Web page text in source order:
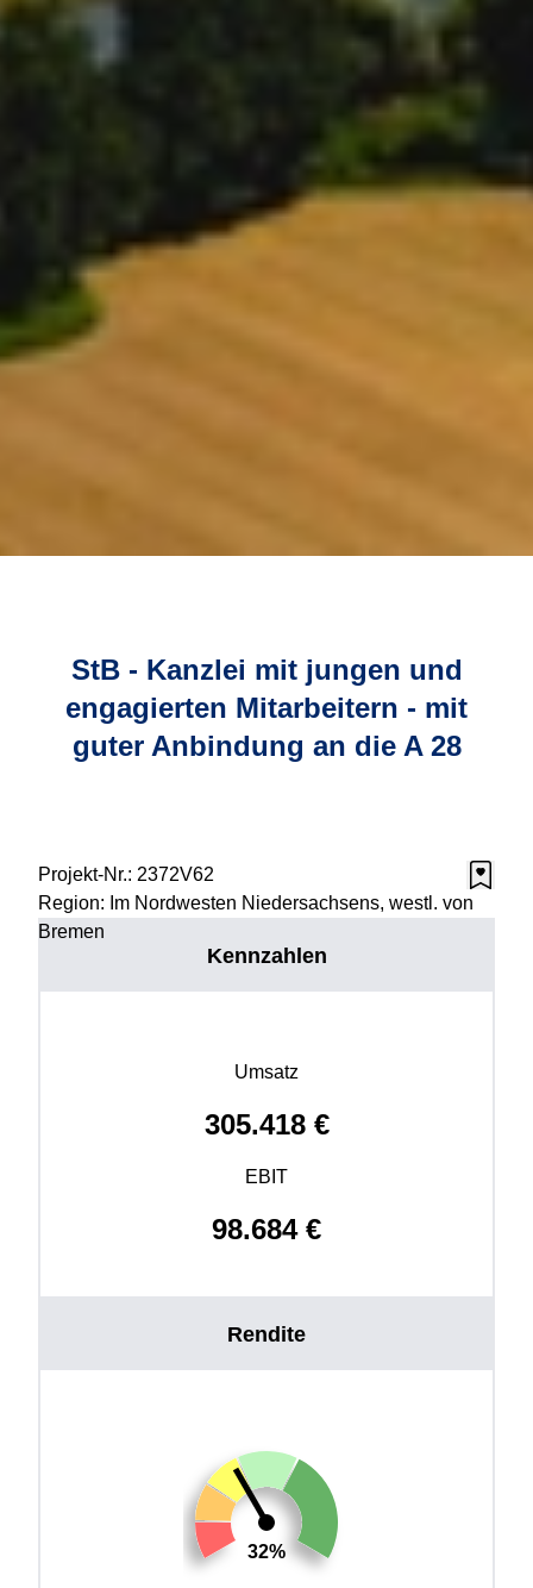
StB - Kanzlei mit jungen und
engagierten Mitarbeitern - mit
guter Anbindung an die A 28
Projekt-Nr.: 2372V62
Region: Im Nordwesten Niedersachsens, westl. von
Bremen
Kennzahlen
Umsatz
305.418€
EBIT
98.684€
Rendite
32%